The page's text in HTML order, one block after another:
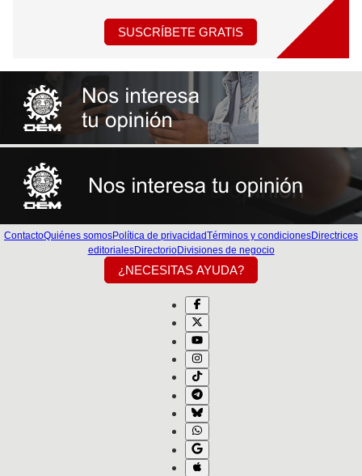
SUSCRÍBETE GRATIS
ContactoQuiénes somosPolítica de privacidadTérminos y condicionesDirectrices
editorialesDirectorioDivisiones de negocio
¿NECESITAS AYUDA?